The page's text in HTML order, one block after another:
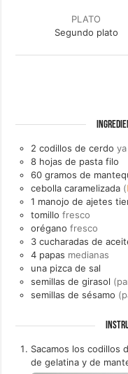
PLATO
Segundo plato
2 codillos de cerdo
8 hojas de pasta filo
60 gramos de
cebolla caramelizada (
1 manojo de ajetes
tomillo fresco
orégano fresco
3 cucharadas de
4 papas medianas
una pizca de sal
semillas de girasol
semillas de sésamo
Sacamos los codillos
de gelatina y de